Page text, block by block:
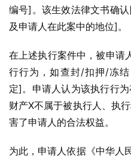
编号]。该生效法律文书确
及申请人在此案中的地位]。
在上述执行案件中，被申请
行行为，如查封/扣押/冻
定]。申请人认为该执行行
财产X不属于被执行人、执
害了申请人的合法权益。
为此，申请人依据《中华人